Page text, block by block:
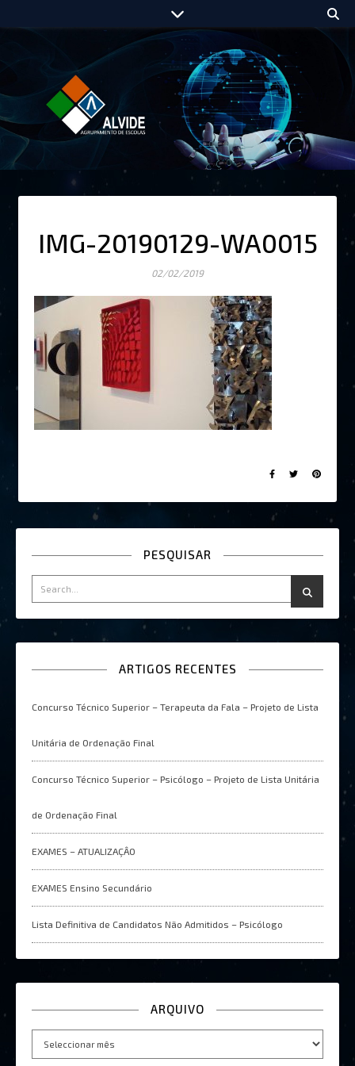
IMG-20190129-WA0015
02/02/2019
PESQUISAR
ARTIGOS RECENTES
Concurso Técnico Superior – Terapeuta da Fala – Projeto de Lista
Unitária de Ordenação Final
Concurso Técnico Superior – Psicólogo – Projeto de Lista Unitária
de Ordenação Final
EXAMES – ATUALIZAÇÂO
EXAMES Ensino Secundário
Lista Definitiva de Candidatos Não Admitidos – Psicólogo
ARQUIVO
Arquivo